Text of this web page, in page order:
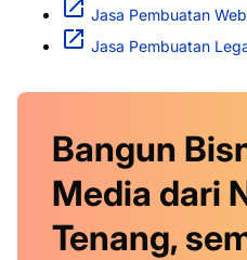
Jasa Pembuatan
Jasa Pembuatan
Bangun
Media dari
Tenang,